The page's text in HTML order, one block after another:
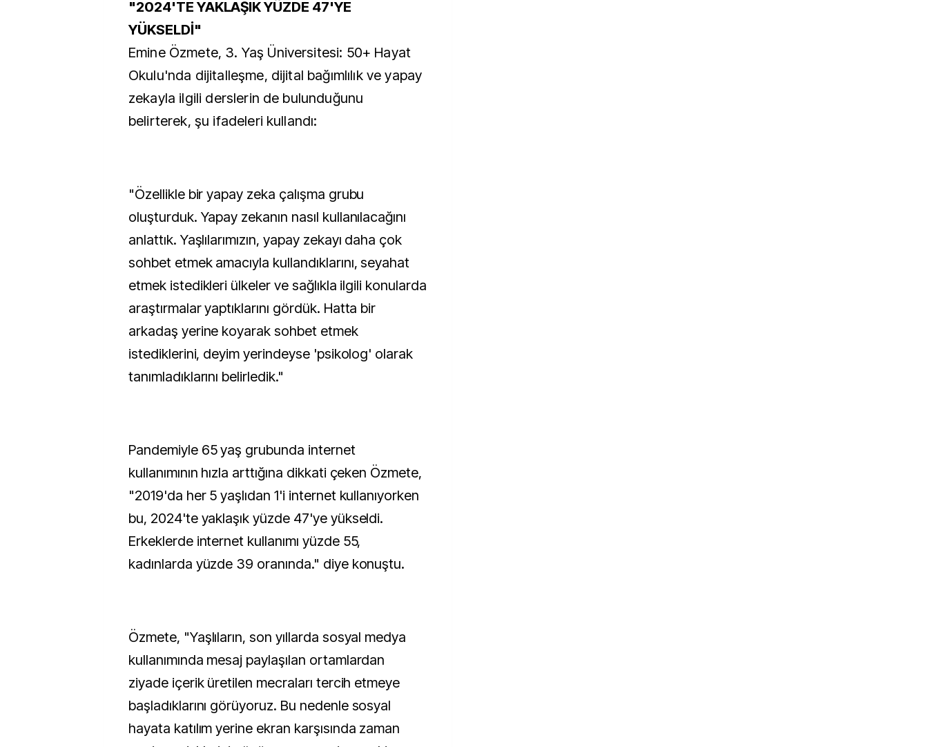
"2024'TE YAKLAŞIK YÜZDE 47'YE
YÜKSELDİ"
Emine Özmete, 3. Yaş Üniversitesi: 50+ Hayat
Okulu'nda dijitalleşme, dijital bağımlılık ve yapay
zekayla ilgili derslerin de bulunduğunu
belirterek, şu ifadeleri kullandı:
"Özellikle bir yapay zeka çalışma grubu
oluşturduk. Yapay zekanın nasıl kullanılacağını
anlattık. Yaşlılarımızın, yapay zekayı daha çok
sohbet etmek amacıyla kullandıklarını, seyahat
etmek istedikleri ülkeler ve sağlıkla ilgili konularda
araştırmalar yaptıklarını gördük. Hatta bir
arkadaş yerine koyarak sohbet etmek
istediklerini, deyim yerindeyse 'psikolog' olarak
tanımladıklarını belirledik."
Pandemiyle 65 yaş grubunda internet
kullanımının hızla arttığına dikkati çeken Özmete,
"2019'da her 5 yaşlıdan 1'i internet kullanıyorken
bu, 2024'te yaklaşık yüzde 47'ye yükseldi.
Erkeklerde internet kullanımı yüzde 55,
kadınlarda yüzde 39 oranında." diye konuştu.
Özmete, "Yaşlıların, son yıllarda sosyal medya
kullanımında mesaj paylaşılan ortamlardan
ziyade içerik üretilen mecraları tercih etmeye
başladıklarını görüyoruz. Bu nedenle sosyal
hayata katılım yerine ekran karşısında zaman